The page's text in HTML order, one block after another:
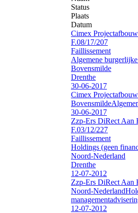
Status
Plaats
Datum
Cimex
F.08/17/207
Faillissement
Algemene
Bovensmilde
Drenthe
30-06-2017
Cimex
Bovensmilde
30-06-2017
Zzp-Ers DiRect Aan
F.03/12/227
Faillissement
Holdings (geen
Noord-Nederland
Drenthe
12-07-2012
Zzp-Ers DiRect Aan
Noord-Nederland
12-07-2012